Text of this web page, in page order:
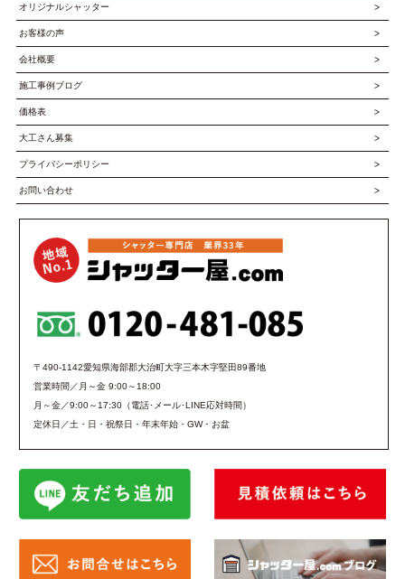
オリジナルシャッター
お客様の声
会社概要
施工事例ブログ
価格表
大工さん募集
プライバシーポリシー
お問い合わせ
〒490-1142愛知県海部郡大治町大字三本木字堅田89番地
営業時間／月～金 9:00～18:00
月～金／9:00～17:30（電話･メール･LINE応対時間）
定休日／土・日・祝祭日・年末年始・GW・お盆